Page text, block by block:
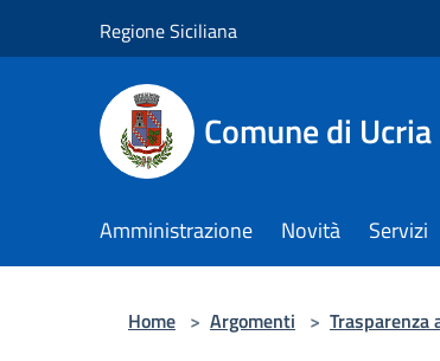
Regione Siciliana
Comune di Ucria
Amministrazione Novità Servizi
Home > Argomenti >